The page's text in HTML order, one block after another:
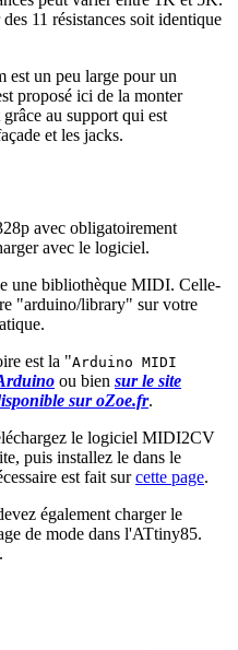
11 résistances soit identique
est un peu large pour un
proposé ici de la monter
au support qui est
et les jacks.
avec obligatoirement
avec le logiciel.
une bibliothèque MIDI. Celle-
"arduino/library" sur votre
est la "Arduino MIDI
ou bien sur le site
sur oZoe.fr.
le logiciel MIDI2CV
puis installez le dans le
est fait surcette page.
également charger le
de mode dans l'ATtiny85.